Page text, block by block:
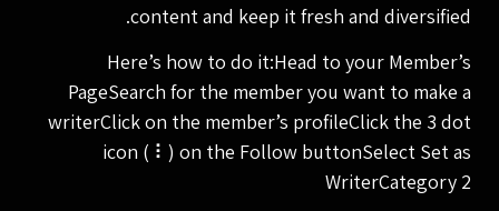
content and keep it fresh and diversified.
Here’s how to do it:Head to your Member’s
PageSearch for the member you want to make a
writerClick on the member’s profileClick the 3 dot
icon ( ⠇) on the Follow buttonSelect Set as
WriterCategory 2